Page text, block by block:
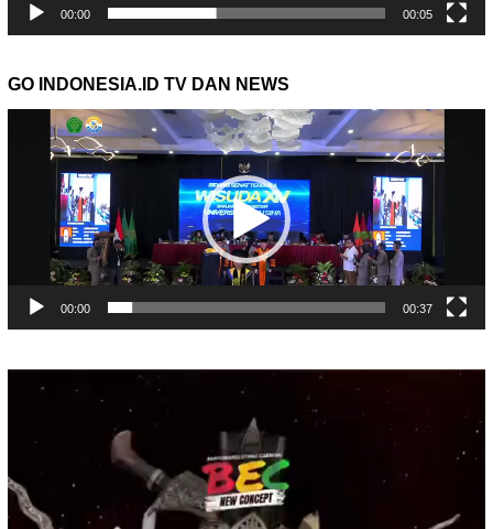
00:00 00:05
GO INDONESIA.ID TV DAN NEWS
Pemutar
00:00 00:37